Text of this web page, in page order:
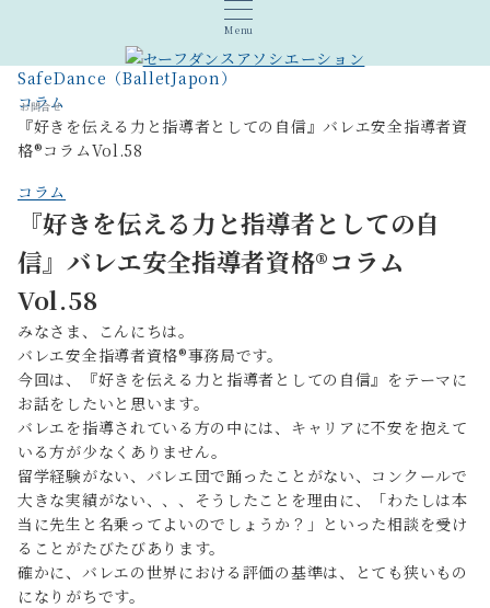
Menu
お問合せ
SafeDance（BalletJapon）
コラム
『好きを伝える力と指導者としての自信』バレエ安全指導者資
格®︎コラムVol.58
コラム
『好きを伝える力と指導者としての自
信』バレエ安全指導者資格®︎コラム
Vol.58
みなさま、こんにちは。
バレエ安全指導者資格®︎事務局です。
今回は、『好きを伝える力と指導者としての自信』をテーマに
お話をしたいと思います。
バレエを指導されている方の中には、キャリアに不安を抱えて
いる方が少なくありません。
留学経験がない、バレエ団で踊ったことがない、コンクールで
大きな実績がない、、、そうしたことを理由に、「わたしは本
当に先生と名乗ってよいのでしょうか？」といった相談を受け
ることがたびたびあります。
確かに、バレエの世界における評価の基準は、とても狭いもの
になりがちです。